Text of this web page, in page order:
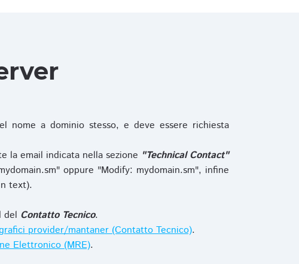
nome a dominio stesso, e deve essere richiesta
la email indicata nella sezione "Technical Contact"
oppure "Modify: mydomain.sm", infine
text).
del Contatto Tecnico.
provider/mantaner (Contatto Tecnico).
Elettronico (MRE).